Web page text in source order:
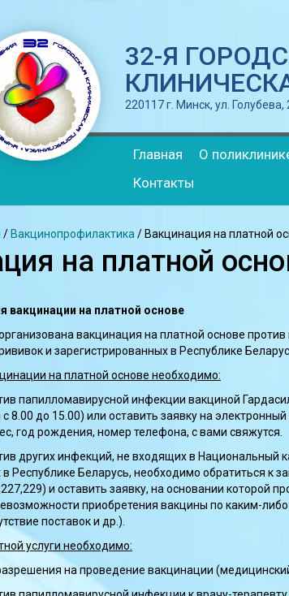
32-Я
220117 г. Минск, ул. Голубева,
Главная О
Контакты
/ Вакцинопрофилактика / Вакцинация на платной
на платной
вакцинации на платной основе
вакцинация на платной основе
и зарегистрированных в Республике
на платной основе необходимо:
папилломавирусной инфекции вакциной
8.00 до 15.00) или оставить заявку на
год рождения, номер телефона, с вами свяжутся.
других инфекций, не входящих в Национальный
в Республике Беларусь, необходимо обратиться к
и оставить заявку, на основании которой
приобретения вакцины по каким-
поставок и др.).
услуги необходимо:
на проведение вакцинации